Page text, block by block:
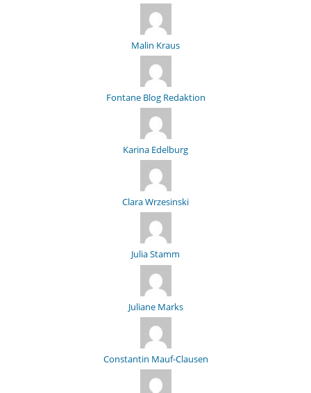
Malin Kraus
Fontane Blog Redaktion
Karina Edelburg
Clara Wrzesinski
Julia Stamm
Juliane Marks
Constantin Mauf-Clausen